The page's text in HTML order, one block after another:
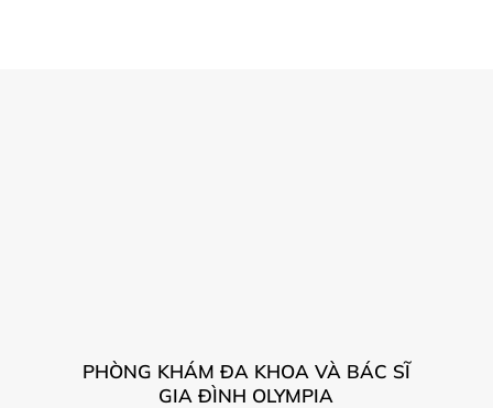
PHÒNG KHÁM ĐA KHOA VÀ BÁC SĨ
GIA ĐÌNH OLYMPIA